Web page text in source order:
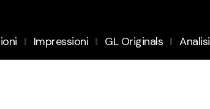
Impressioni GL Originals Analisi